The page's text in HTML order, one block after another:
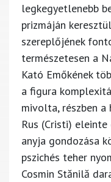
legkegyetlenebb
prizmáján
szereplőjének
természetesen a
Kató Emőkének
a figura
mivolta, részben a
Rus (Cristi) eleinte
anyja gondozása
pszichés teher
Cosmin Stănilă